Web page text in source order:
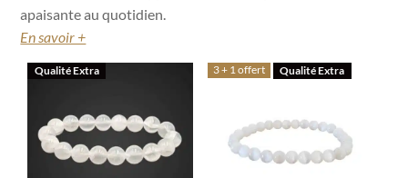
apaisante au quotidien.
En savoir +
Qualité Extra 3 + 1 offert Qualité Extra